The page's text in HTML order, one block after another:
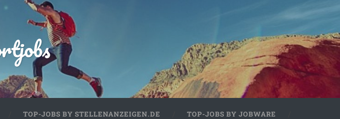
TOP-JOBS BY STELLENANZEIGEN.DE TOP-JOBS BY JOBWARE